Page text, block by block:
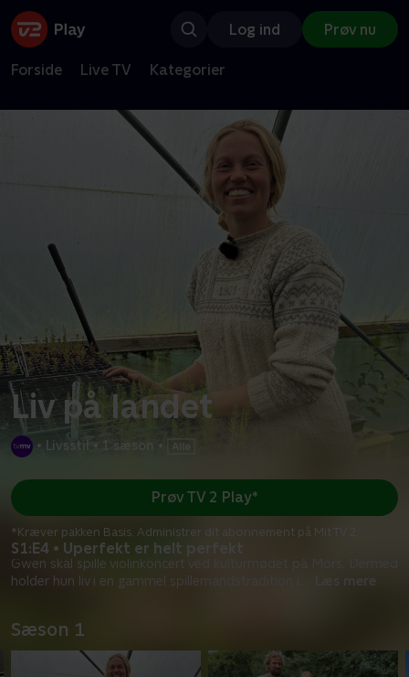
Log ind Prøv nu
Forside Live TV Kategorier
Liv på landet
• Livsstil • 1 sæson •
S1:E4 • Uperfekt er helt perfekt
Gwen skal spille violinkoncert ved kulturmødet på Mors. Dermed
holder hun liv i en gammel spillemandstradition i
Læs mere
Prøv TV 2 Play*
*Kræver pakken Basis. Administrer dit abonnement på Mit TV 2.
Sæson 1